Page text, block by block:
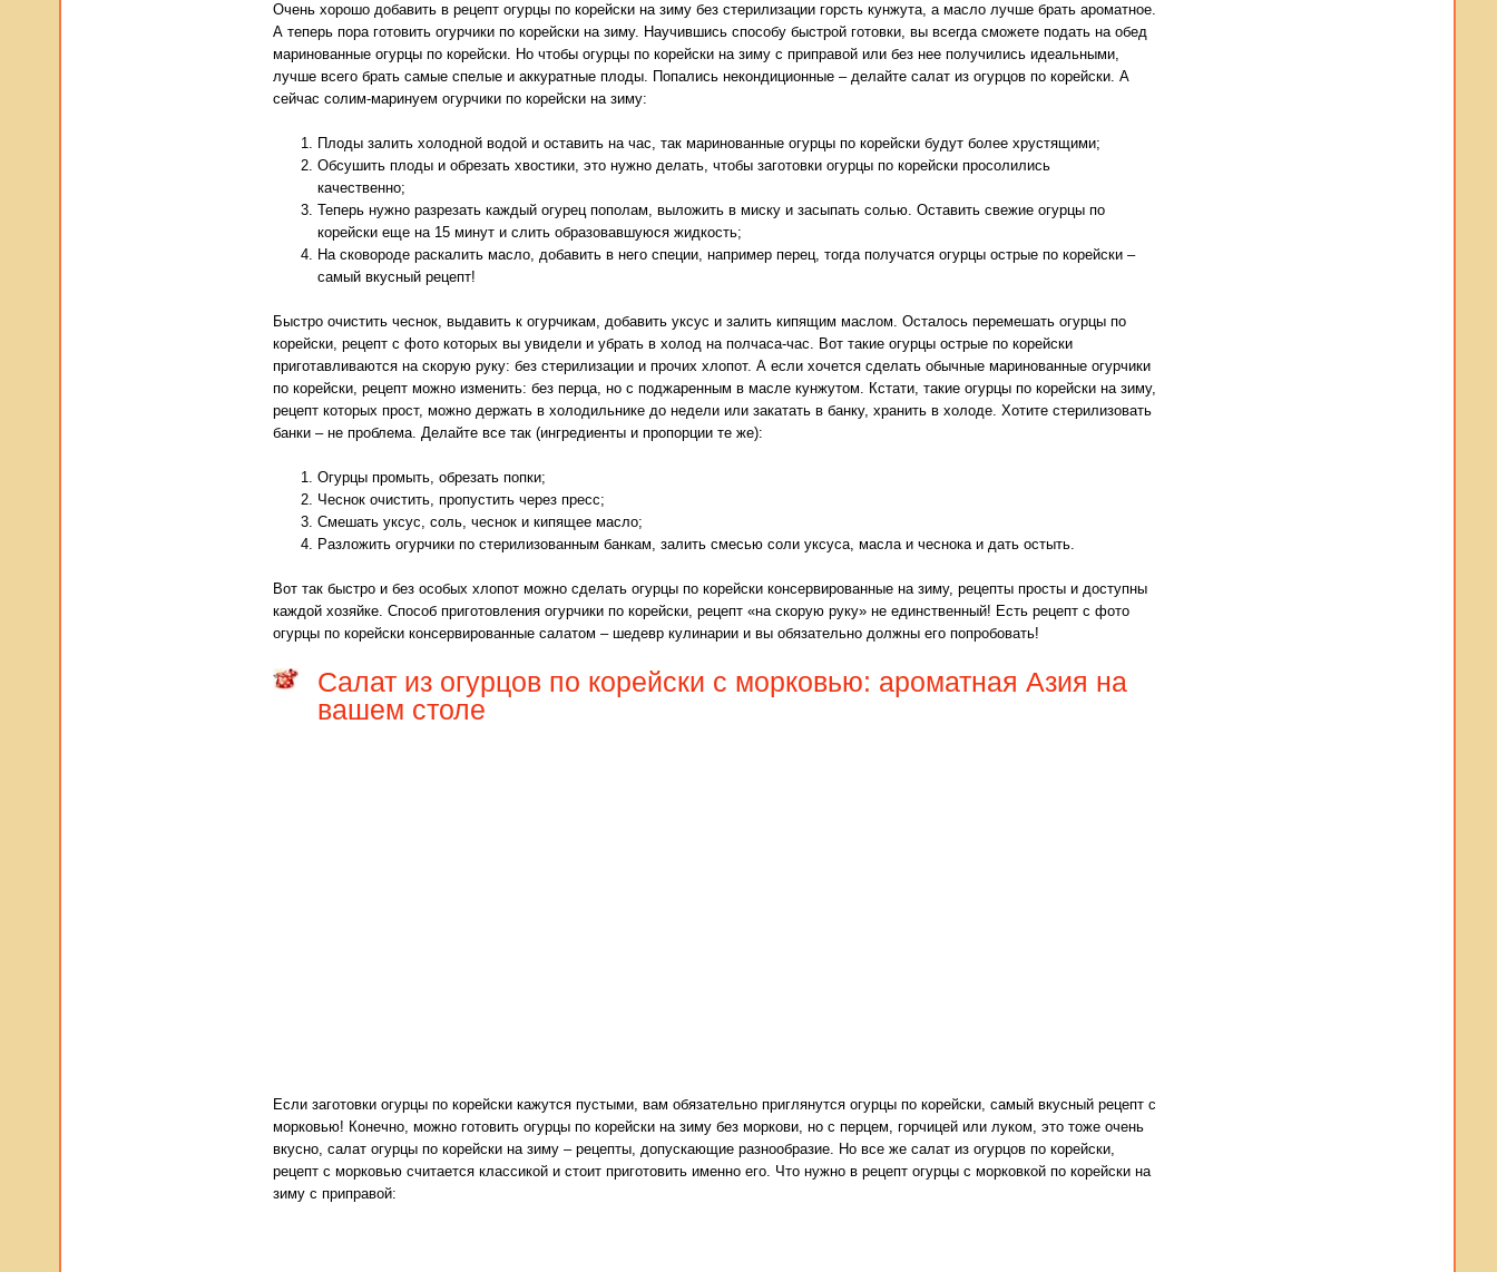
Очень хорошо добавить в рецепт огурцы по корейски на зиму без стерилизации горсть кунжута, а масло лучше брать ароматное.
А теперь пора готовить огурчики по корейски на зиму. Научившись способу быстрой готовки, вы всегда сможете подать на обед
маринованные огурцы по корейски. Но чтобы огурцы по корейски на зиму с приправой или без нее получились идеальными,
лучше всего брать самые спелые и аккуратные плоды. Попались некондиционные – делайте салат из огурцов по корейски. А
сейчас солим-маринуем огурчики по корейски на зиму:
Плоды залить холодной водой и оставить на час, так маринованные огурцы по корейски будут более хрустящими;
Обсушить плоды и обрезать хвостики, это нужно делать, чтобы заготовки огурцы по корейски просолились
качественно;
Теперь нужно разрезать каждый огурец пополам, выложить в миску и засыпать солью. Оставить свежие огурцы по
корейски еще на 15 минут и слить образовавшуюся жидкость;
На сковороде раскалить масло, добавить в него специи, например перец, тогда получатся огурцы острые по корейски –
самый вкусный рецепт!
Быстро очистить чеснок, выдавить к огурчикам, добавить уксус и залить кипящим маслом. Осталось перемешать огурцы по
корейски, рецепт с фото которых вы увидели и убрать в холод на полчаса-час. Вот такие огурцы острые по корейски
приготавливаются на скорую руку: без стерилизации и прочих хлопот. А если хочется сделать обычные маринованные огурчики
по корейски, рецепт можно изменить: без перца, но с поджаренным в масле кунжутом. Кстати, такие огурцы по корейски на зиму,
рецепт которых прост, можно держать в холодильнике до недели или закатать в банку, хранить в холоде. Хотите стерилизовать
банки – не проблема. Делайте все так (ингредиенты и пропорции те же):
Огурцы промыть, обрезать попки;
Чеснок очистить, пропустить через пресс;
Смешать уксус, соль, чеснок и кипящее масло;
Разложить огурчики по стерилизованным банкам, залить смесью соли уксуса, масла и чеснока и дать остыть.
Вот так быстро и без особых хлопот можно сделать огурцы по корейски консервированные на зиму, рецепты просты и доступны
каждой хозяйке. Способ приготовления огурчики по корейски, рецепт «на скорую руку» не единственный! Есть рецепт с фото
огурцы по корейски консервированные салатом – шедевр кулинарии и вы обязательно должны его попробовать!
Салат из огурцов по корейски с морковью: ароматная Азия на
вашем столе
Если заготовки огурцы по корейски кажутся пустыми, вам обязательно приглянутся огурцы по корейски, самый вкусный рецепт с
морковью! Конечно, можно готовить огурцы по корейски на зиму без моркови, но с перцем, горчицей или луком, это тоже очень
вкусно, салат огурцы по корейски на зиму – рецепты, допускающие разнообразие. Но все же салат из огурцов по корейски,
рецепт с морковью считается классикой и стоит приготовить именно его. Что нужно в рецепт огурцы с морковкой по корейски на
зиму с приправой: